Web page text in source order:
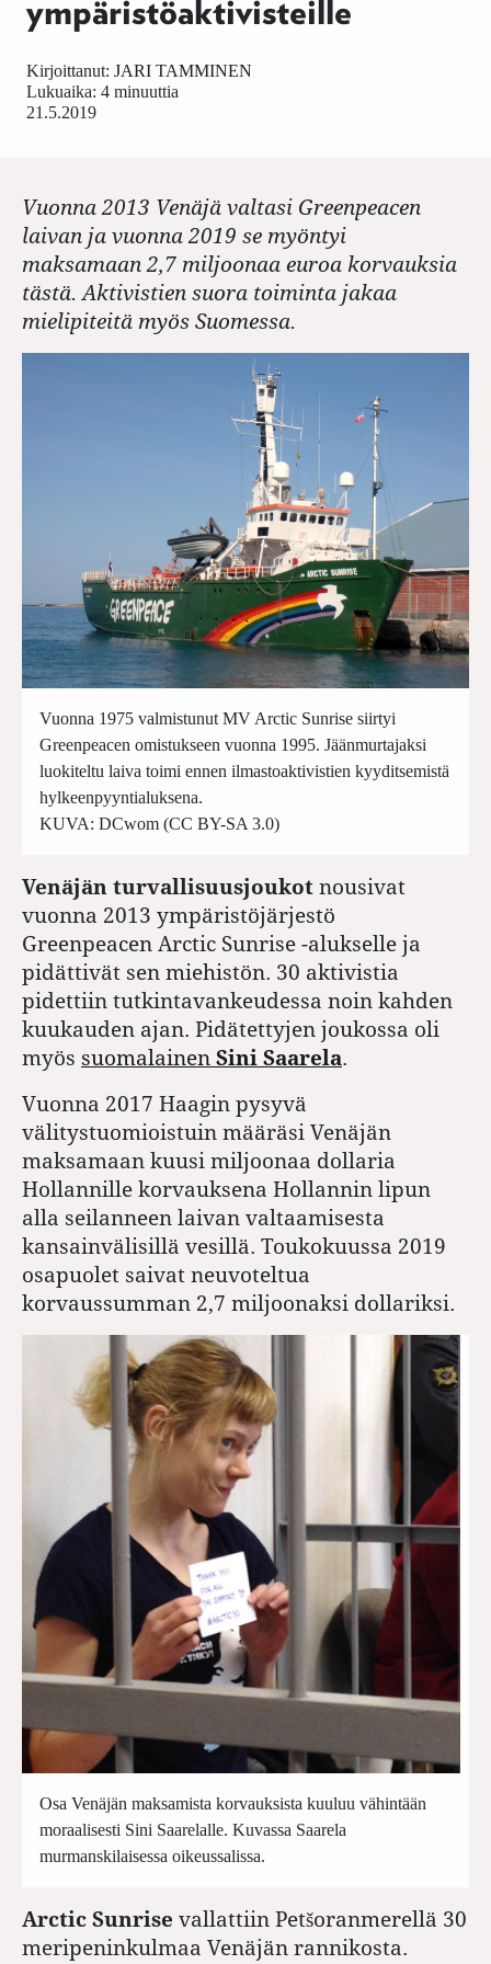
ympäristöaktivisteille
21.5.2019
Kirjoittanut: JARI TAMMINEN
Lukuaika: 4 minuuttia
Vuonna 2013 Venäjä valtasi Greenpeacen
laivan ja vuonna 2019 se myöntyi
maksamaan 2,7 miljoonaa euroa korvauksia
tästä. Aktivistien suora toiminta jakaa
mielipiteitä myös Suomessa.
Vuonna 1975 valmistunut MV Arctic Sunrise siirtyi
Greenpeacen omistukseen vuonna 1995. Jäänmurtajaksi
luokiteltu laiva toimi ennen ilmastoaktivistien kyyditsemistä
hylkeenpyyntialuksena.
KUVA: DCwom (CC BY-SA 3.0)
Venäjän turvallisuusjoukot nousivat
vuonna 2013 ympäristöjärjestö
Greenpeacen Arctic Sunrise -alukselle ja
pidättivät sen miehistön. 30 aktivistia
pidettiin tutkintavankeudessa noin kahden
kuukauden ajan. Pidätettyjen joukossa oli
myös suomalainen Sini Saarela.
Vuonna 2017 Haagin pysyvä
välitystuomioistuin määräsi Venäjän
maksamaan kuusi miljoonaa dollaria
Hollannille korvauksena Hollannin lipun
alla seilanneen laivan valtaamisesta
kansainvälisillä vesillä. Toukokuussa 2019
osapuolet saivat neuvoteltua
korvaussumman 2,7 miljoonaksi dollariksi.
Osa Venäjän maksamista korvauksista kuuluu vähintään
moraalisesti Sini Saarelalle. Kuvassa Saarela
murmanskilaisessa oikeussalissa.
Arctic Sunrise vallattiin Petšoranmerellä 30
meripeninkulmaa Venäjän rannikosta.